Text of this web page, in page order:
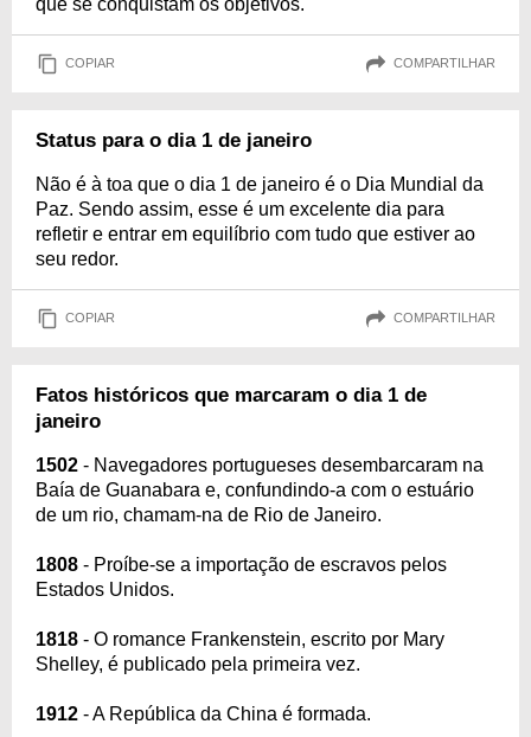
COPIAR COMPARTILHAR
Status para o dia 1 de janeiro
Não é à toa que o dia 1 de janeiro é o Dia Mundial da
Paz. Sendo assim, esse é um excelente dia para
refletir e entrar em equilíbrio com tudo que estiver ao
seu redor.
COPIAR COMPARTILHAR
Fatos históricos que marcaram o dia 1 de
janeiro
1502 - Navegadores portugueses desembarcaram na
Baía de Guanabara e, confundindo-a com o estuário
de um rio, chamam-na de Rio de Janeiro.
1808 - Proíbe-se a importação de escravos pelos
Estados Unidos.
1818 - O romance Frankenstein, escrito por Mary
Shelley, é publicado pela primeira vez.
1912 - A República da China é formada.